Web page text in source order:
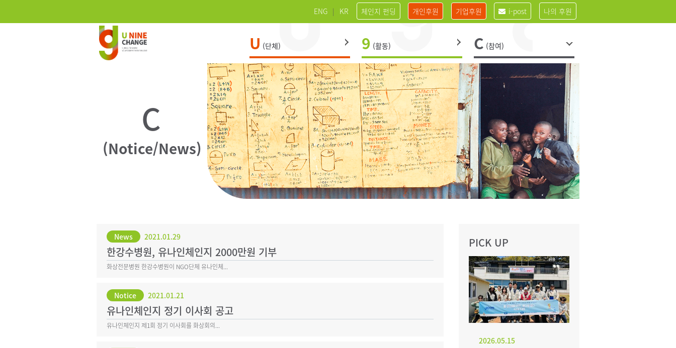
ENG | KR 체인지 펀딩 개인후원 기업후원 i-post 나의 후원
U (단체) 9 (활동) C (참여)
C
(Notice/News)
News 2021.01.29
한강수병원, 유나인체인지 2000만원 기부
화상전문병원 한강수병원이 NGO단체 유나인체...
Notice 2021.01.21
유나인체인지 정기 이사회 공고
유나인체인지 제1회 정기 이사회를 화상회의...
PICK UP
2026.05.15